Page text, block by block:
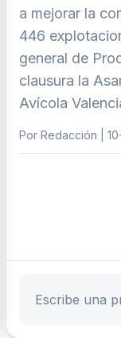
a mejorar la
446
general de
clausura la
Avícola
Por Redacción |
Escribe tu